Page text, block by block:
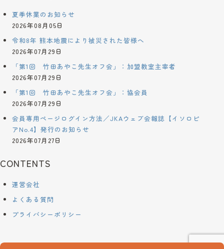
夏季休業のお知らせ
2026年08月05日
令和8年 熊本地震により被災された皆様へ
2026年07月29日
「第1回 竹田あやこ先生オフ会」：加盟教室主宰者
2026年07月29日
「第1回 竹田あやこ先生オフ会」：協会員
2026年07月29日
会員専用ページログイン方法／JKAウェブ会報誌【イソロピ
アNo.4】発行のお知らせ
2026年07月27日
CONTENTS
運営会社
よくある質問
プライバシーポリシー